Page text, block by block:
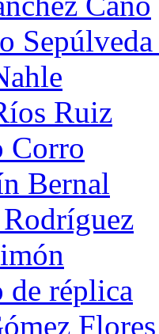
Ruiz
Corro
Bernal
de réplica
Flores